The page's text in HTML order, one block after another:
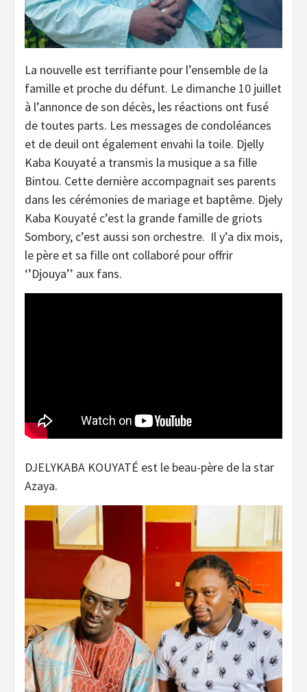
La nouvelle est terrifiante pour l’ensemble de la
famille et proche du défunt. Le dimanche 10 juillet
à l’annonce de son décès, les réactions ont fusé
de toutes parts. Les messages de condoléances
et de deuil ont également envahi la toile. Djelly
Kaba Kouyaté a transmis la musique a sa fille
Bintou. Cette dernière accompagnait ses parents
dans les cérémonies de mariage et baptême. Djely
Kaba Kouyaté c’est la grande famille de griots
Sombory, c’est aussi son orchestre. Il y’a dix mois,
le père et sa fille ont collaboré pour offrir
‘’Djouya’’ aux fans.
DJELYKABA KOUYATÉ est le beau-père de la star
Azaya.